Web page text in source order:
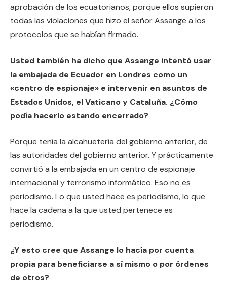
aprobación de los ecuatorianos, porque ellos supieron
todas las violaciones que hizo el señor Assange a los
protocolos que se habían firmado.
Usted también ha dicho que Assange intentó usar
la embajada de Ecuador en Londres como un
«centro de espionaje» e intervenir en asuntos de
Estados Unidos, el Vaticano y Cataluña. ¿Cómo
podía hacerlo estando encerrado?
Porque tenía la alcahuetería del gobierno anterior, de
las autoridades del gobierno anterior. Y prácticamente
convirtió a la embajada en un centro de espionaje
internacional y terrorismo informático. Eso no es
periodismo. Lo que usted hace es periodismo, lo que
hace la cadena a la que usted pertenece es
periodismo.
¿Y esto cree que Assange lo hacía por cuenta
propia para beneficiarse a sí mismo o por órdenes
de otros?